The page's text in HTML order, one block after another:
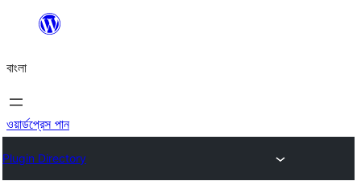
যান
বাংলা
ওয়ার্ডপ্রেস পান
Plugin Directory